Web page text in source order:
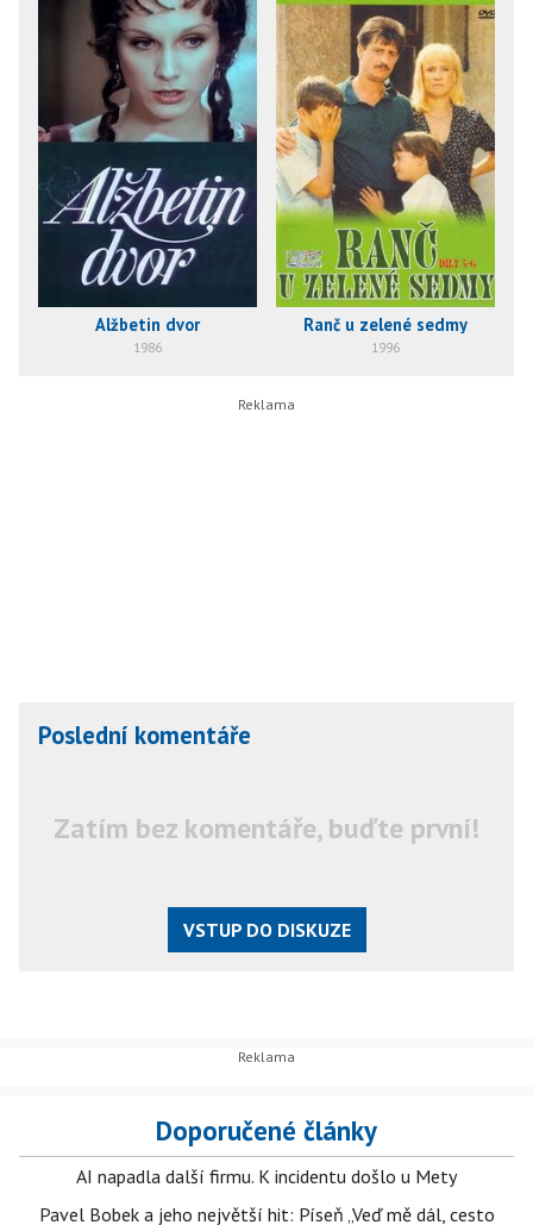
Alžbetin dvor
1986
Ranč u zelené sedmy
1996
Poslední komentáře
Zatím bez komentáře, buďte první!
VSTUP DO DISKUZE
Doporučené články
AI napadla další firmu. K incidentu došlo u Mety
Pavel Bobek a jeho největší hit: Píseň „Veď mě dál, cesto